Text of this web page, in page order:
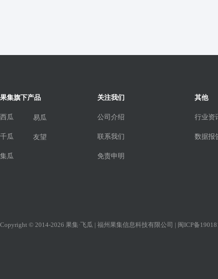
果集旗下产品
西瓜
千瓜
集瓜
易瓜
友望
关注我们
公司介绍
联系我们
免责申明
其他
行业资
数据报
Copyright © 2014-2026 果集·飞瓜 | 福州果集信息科技有限公司 | 闽ICP备